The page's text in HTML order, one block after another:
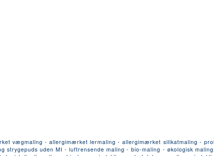
vægmaling - allergimærket lermaling - allergimærket silikatmaling -
uden MI - luftrensende maling - bio-maling - økologisk